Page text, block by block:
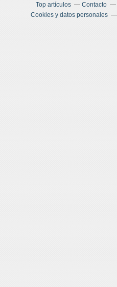
Top artículos
Contacto
Cookies y datos personales